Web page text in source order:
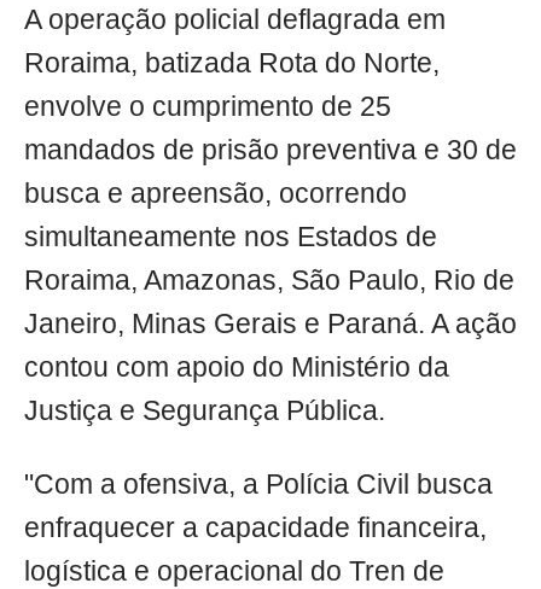
A operação policial deflagrada em
Roraima, batizada Rota do Norte,
envolve o cumprimento de 25
mandados de prisão preventiva e 30 de
busca e apreensão, ocorrendo
simultaneamente nos Estados de
Roraima, Amazonas, São Paulo, Rio de
Janeiro, Minas Gerais e Paraná. A ação
contou com apoio do Ministério da
Justiça e Segurança Pública.
"Com a ofensiva, a Polícia Civil busca
enfraquecer a capacidade financeira,
logística e operacional do Tren de